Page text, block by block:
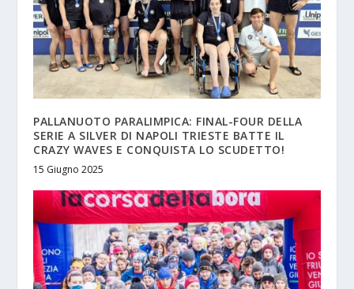
PALLANUOTO PARALIMPICA: FINAL-FOUR DELLA
SERIE A SILVER DI NAPOLI TRIESTE BATTE IL
CRAZY WAVES E CONQUISTA LO SCUDETTO!
15 Giugno 2025